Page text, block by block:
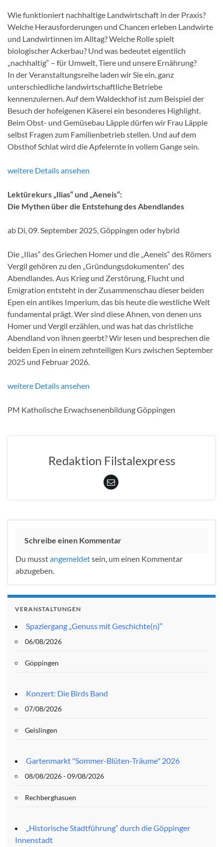
Wie funktioniert nachhaltige Landwirtschaft in der Praxis?
Welche Herausforderungen und Chancen erleben Landwirte
und Landwirtinnen im Alltag? Welche Rolle spielt
biologischer Ackerbau? Und was bedeutet eigentlich
„nachhaltig“ – für Umwelt, Tiere und unsere Ernährung?
In der Veranstaltungsreihe laden wir Sie ein, ganz
unterschiedliche landwirtschaftliche Betriebe
kennenzulernen. Auf dem Waldeckhof ist zum Beispiel der
Besuch der hofeigenen Käserei ein besonderes Highlight.
Beim Obst- und Gemüsebau Läpple dürfen wir Frau Läpple
selbst Fragen zum Familienbetrieb stellen. Und auf dem
Obsthof Schlat wird die Apfelernte in vollem Gange sein.
weitere Details ansehen
Lektürekurs „Ilias“ und „Aeneis“:
Die Mythen über die Entstehung des Abendlandes
ab Di, 09. September 2025, Göppingen oder hybrid
Die „Ilias“ des Griechen Homer und die „Aeneis“ des Römers
Vergil gehören zu den „Gründungsdokumenten“ des
Abendlandes. Aus Krieg und Zerstörung, Flucht und
Emigration entsteht in der Zusammenschau dieser beiden
Epen ein antikes Imperium, das bis heute die westliche Welt
fundamental prägt. Wer sind diese Ahnen, von denen uns
Homer und Vergil erzählen, und was hat das christliche
Abendland von ihnen geerbt? Wir lesen und besprechen die
beiden Epen in einem zehnteiligen Kurs zwischen September
2025 und Februar 2026.
weitere Details ansehen
PM Katholische Erwachsenenbildung Göppingen
Redaktion Filstalexpress
Schreibe einen Kommentar
Du musstangemeldetsein, um einen Kommentar
abzugeben.
VERANSTALTUNGEN
Spaziergang „Genuss mit Geschichte(n)“
06/08/2026
Göppingen
Konzert: Die Birds Band
07/08/2026
Geislingen
Gartenmarkt "Sommer-Blüten-Träume" 2026
08/08/2026 - 09/08/2026
Rechberghasuen
„Historische Stadtführung“ durch die Göppinger
Innenstadt